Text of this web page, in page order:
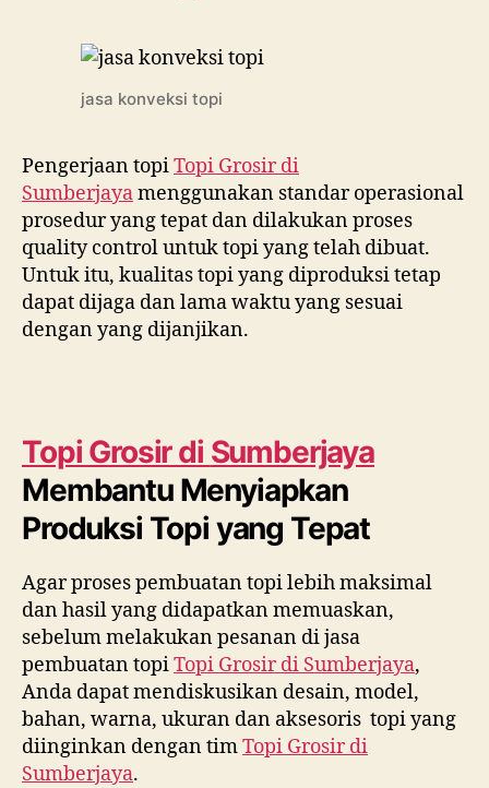
jasa konveksi topi
Pengerjaan topiTopi Grosir di
Sumberjayamenggunakan standar operasional
prosedur yang tepat dan dilakukan proses
quality control untuk topi yang telah dibuat.
Untuk itu, kualitas topi yang diproduksi tetap
dapat dijaga dan lama waktu yang sesuai
dengan yang dijanjikan.
Topi Grosir di Sumberjaya
Membantu Menyiapkan
Produksi Topi yang Tepat
Agar proses pembuatan topi lebih maksimal
dan hasil yang didapatkan memuaskan,
sebelum melakukan pesanan di jasa
pembuatan topiTopi Grosir di Sumberjaya,
Anda dapat mendiskusikan desain, model,
bahan, warna, ukuran dan aksesoris topi yang
diinginkan dengan timTopi Grosir di
Sumberjaya.